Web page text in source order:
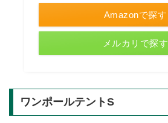
Amazonで探す
メルカリで探す
ワンポールテントS